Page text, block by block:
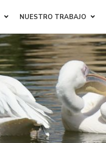
NUESTRO TRABAJO